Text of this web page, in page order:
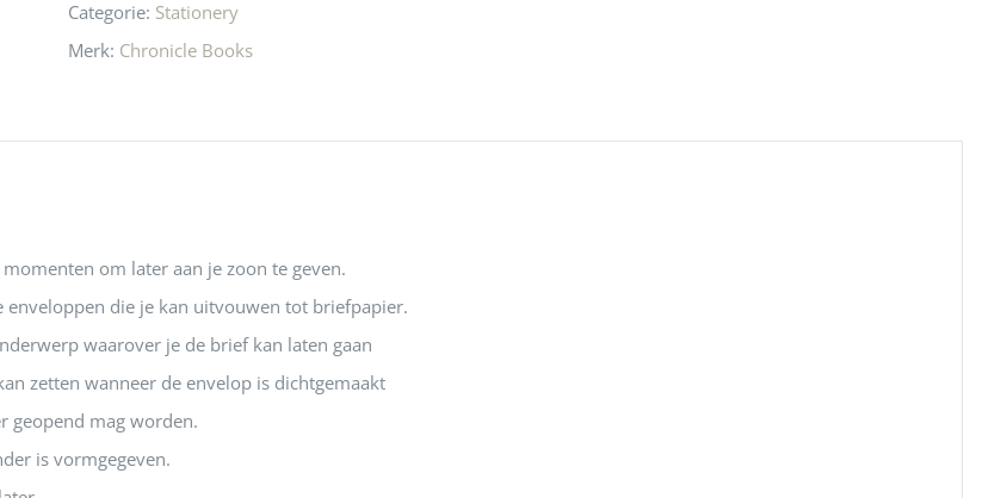
Categorie: Stationery
Merk: Chronicle Books
om later aan je zoon te geven.
enveloppen die je kan uitvouwen tot briefpapier.
waarover je de brief kan laten gaan
zetten wanneer de envelop is dichtgemaakt
geopend mag worden.
is vormgegeven.